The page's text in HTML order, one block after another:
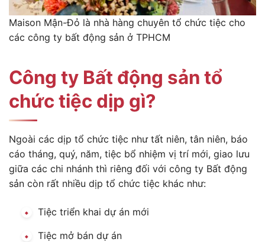
Maison Mận-Đỏ là nhà hàng chuyên tổ chức tiệc cho
các công ty bất động sản ở TPHCM
Công ty Bất động sản tổ
chức tiệc dịp gì?
Ngoài các dịp tổ chức tiệc như tất niên, tân niên, báo
cáo tháng, quý, năm, tiệc bổ nhiệm vị trí mới, giao lưu
giữa các chi nhánh thì riêng đối với công ty Bất động
sản còn rất nhiều dịp tổ chức tiệc khác như:
Tiệc triển khai dự án mới
Tiệc mở bán dự án